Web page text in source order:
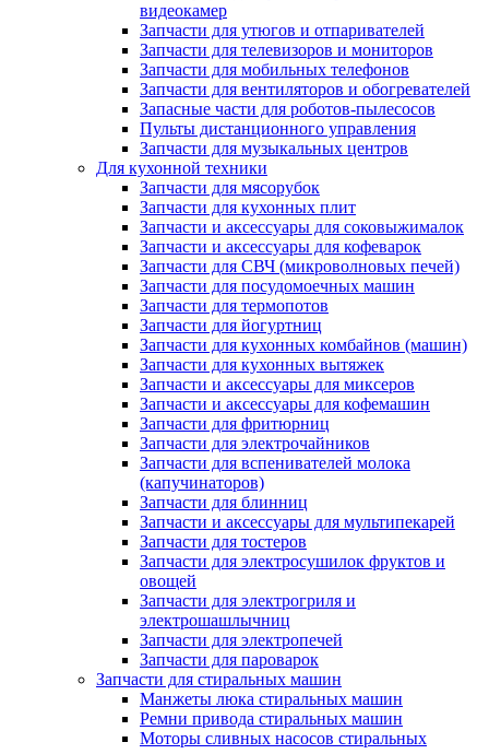
видеокамер
Запчасти для утюгов и отпаривателей
Запчасти для телевизоров и мониторов
Запчасти для мобильных телефонов
Запчасти для вентиляторов и обогревателей
Запасные части для роботов-пылесосов
Пульты дистанционного управления
Запчасти для музыкальных центров
Для кухонной техники
Запчасти для мясорубок
Запчасти для кухонных плит
Запчасти и аксессуары для соковыжималок
Запчасти и аксессуары для кофеварок
Запчасти для СВЧ (микроволновых печей)
Запчасти для посудомоечных машин
Запчасти для термопотов
Запчасти для йогуртниц
Запчасти для кухонных комбайнов (машин)
Запчасти для кухонных вытяжек
Запчасти и аксессуары для миксеров
Запчасти и аксессуары для кофемашин
Запчасти для фритюрниц
Запчасти для электрочайников
Запчасти для вспенивателей молока
(капучинаторов)
Запчасти для блинниц
Запчасти и аксессуары для мультипекарей
Запчасти для тостеров
Запчасти для электросушилок фруктов и
овощей
Запчасти для электрогриля и
электрошашлычниц
Запчасти для электропечей
Запчасти для пароварок
Запчасти для стиральных машин
Манжеты люка стиральных машин
Ремни привода стиральных машин
Моторы сливных насосов стиральных